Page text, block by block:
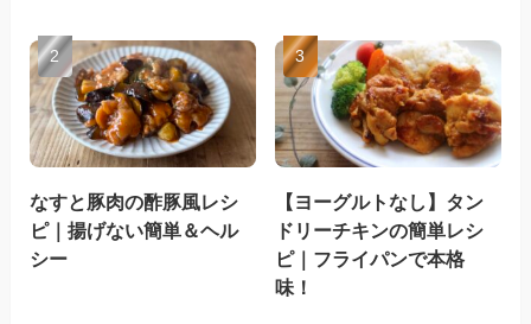
なすと豚肉の酢豚風レシ
ピ｜揚げない簡単＆ヘル
シー
【ヨーグルトなし】タン
ドリーチキンの簡単レシ
ピ｜フライパンで本格
味！